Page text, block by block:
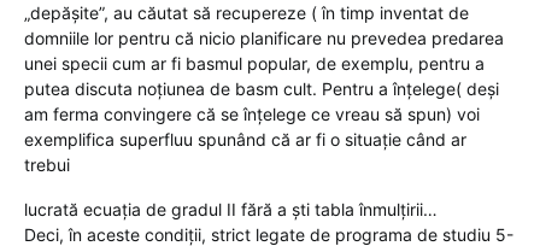
„depășite”, au căutat să recupereze ( în timp inventat de
domniile lor pentru că nicio planificare nu prevedea predarea
unei specii cum ar fi basmul popular, de exemplu, pentru a
putea discuta noțiunea de basm cult. Pentru a înțelege( deși
am ferma convingere că se înțelege ce vreau să spun) voi
exemplifica superfluu spunând că ar fi o situație când ar
trebui
lucrată ecuația de gradul II fără a ști tabla înmulțirii…
Deci, în aceste condiții, strict legate de programa de studiu 5-